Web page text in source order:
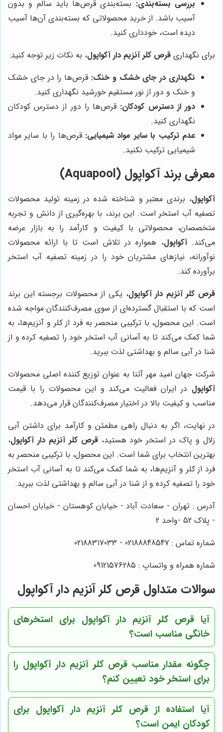
بررسی بسته‌بندی: بسته‌بندی قرص‌ها باید سالم و بدون
آسیب باشد. از خرید محصولاتی که بسته‌بندی آن‌ها آسیب
دیده است، خودداری کنید.
برای نگهداری قرص کلر آنزیم دار آکواپول، به نکات زیر توجه کنید:
نگهداری در جای خشک و خنک: قرص‌ها را در جای خشک
و خنک و دور از نور مستقیم خورشید نگهداری کنید.
دور از دسترس کودکان: قرص‌ها را دور از دسترس کودکان
نگهداری کنید.
عدم ترکیب با سایر مواد شیمیایی: قرص‌ها را با سایر مواد
شیمیایی ترکیب نکنید.
معرفی برند آکواپول (Aquapool)
آکواپول، برندی معتبر و شناخته شده در زمینه تولید محصولات
تصفیه آب استخر است. این برند، با بهره‌گیری از دانش و تجربه
متخصصان، محصولاتی با کیفیت و کارآمد را به بازار عرضه
می‌کند.آکواپول، همواره در تلاش است تا با ارائه محصولات
نوآورانه، نیازهای مشتریان خود را در زمینه تصفیه آب استخر
برآورده کند.
قرص کلر آنزیم دار آکواپول، یکی از محصولات برجسته این برند
است که با استقبال گسترده‌ای از سوی مصرف‌کنندگان مواجه شده
است. این محصول، با ترکیبی منحصر به فرد از کلر و آنزیم‌ها، به
شما کمک می‌کند تا به آسانی آب استخر خود را تصفیه کرده و از
شنا در آبی سالم و بهداشتی لذت ببرید.
شرکت جهان امید مهر آتنا به عنوان توزیع کننده اصلی محصولات
آکواپول در ایران فعالیت می‌کند و این محصولات را با قیمت
مناسب و کیفیت بالا در اختیار مصرف‌کنندگان قرار می‌دهد.
در نهایت، اگر به دنبال راهی مطمئن و کارآمد برای داشتن آبی
زلال و پاک در استخر خود هستید،قرص کلر آنزیم دار آکواپول،
بهترین انتخاب برای شما است. این محصول، با ترکیبی منحصر به
فرد از کلر و آنزیم‌ها، به شما کمک می‌کند تا به آسانی آب استخر
خود را تصفیه کرده و از شنا در آبی سالم و بهداشتی لذت ببرید.
آدرس : تهران - سعادت آباد - خیابان کوهستان - خیابان احسان
- پلاک 52 -واحد 2
شماره تماس : 02188848547 - 02188317033
شماره همراه و واتساپ : 09121576285
سوالات متداول قرص کلر آنزیم دار آکواپول
آیا قرص کلر آنزیم دار آکواپول برای استخرهای
خانگی مناسب است؟
چگونه مقدار مناسب قرص کلر آنزیم دار آکواپول را
برای استخر خود تعیین کنم؟
آیا استفاده از قرص کلر آنزیم دار آکواپول برای
کودکان ایمن است؟